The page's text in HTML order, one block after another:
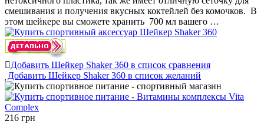
смешивания и получения вкусных коктейлей без комочков. В
этом шейкере вы сможете хранить 700 мл вашего …
Добавить Шейкер Shaker 360 в список сравнения
Добавить Шейкер Shaker 360 в список желаний
216 грн